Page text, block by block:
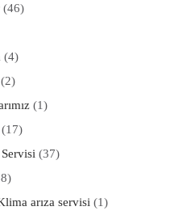
(46)
(4)
(2)
(1)
(17)
(37)
arıza servisi (1)